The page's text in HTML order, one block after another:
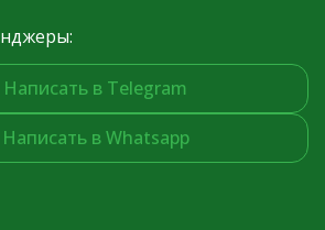
Написать в Telegram
Написать в Whatsapp